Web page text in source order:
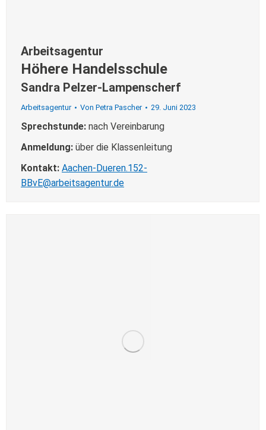
Arbeitsagentur
Höhere Handelsschule
Sandra Pelzer-Lampenscherf
Arbeitsagentur Von Petra Pascher 29. Juni 2023
Sprechstunde: nach Vereinbarung
Anmeldung: über die Klassenleitung
Kontakt: Aachen-Dueren.152-
BBvE@arbeitsagentur.de